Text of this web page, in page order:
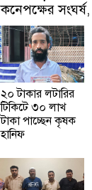
কনেপক্ষের
২০ টাকার লটারির
টিকিটে ৩০ লাখ
টাকা পাচ্ছেন কৃষক
হানিফ